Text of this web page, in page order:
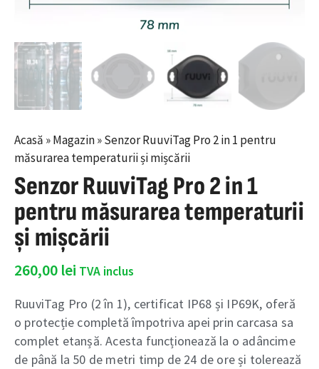
Acasă »Magazin»Senzor RuuviTag Pro 2 in 1 pentru
măsurarea temperaturii și mișcării
Senzor RuuviTag Pro 2 in 1
pentru măsurarea temperaturii
și mișcării
260,00 lei TVA inclus
RuuviTag Pro (2 în 1), certificat IP68 și IP69K, oferă
o protecție completă împotriva apei prin carcasa sa
complet etanșă. Acesta funcționează la o adâncime
de până la 50 de metri timp de 24 de ore și tolerează